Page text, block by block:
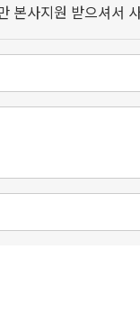
본사지원 받으셔서